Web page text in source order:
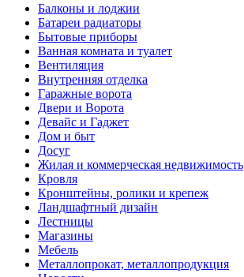
Балконы и лоджии
Батареи радиаторы‎
Бытовые приборы
Ванная комната и туалет
Вентиляция
Внутренняя отделка
Гаражные ворота
Двери и Ворота
Девайс и Гаджет
Дом и быт
Досуг
Жилая и коммерческая недвижимость
Кровля
Кронштейны, ролики и крепеж
Ландшафтный дизайн
Лестницы
Магазины
Мебель
Металлопрокат, металлопродукция